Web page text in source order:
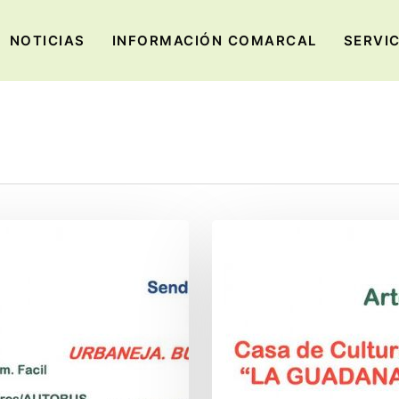
NOTICIAS INFORMACIÓN COMARCAL